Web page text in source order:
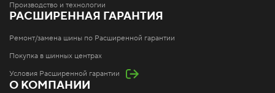
Производство и технологии
РАСШИРЕННАЯ ГАРАНТИЯ
Ремонт/замена шины по Расширенной гарантии
Покупка в шинных центрах
Условия Расширенной гарантии
О КОМПАНИИ